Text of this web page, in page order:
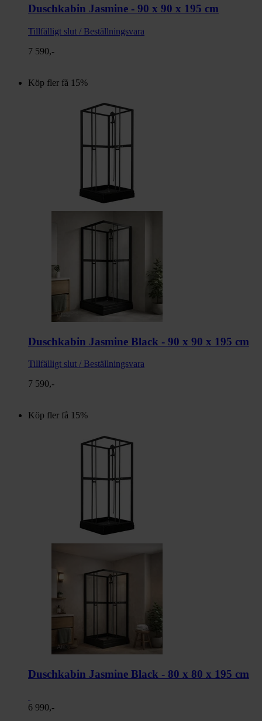
Duschkabin Jasmine - 90 x 90 x 195 cm
Tillfälligt slut / Beställningsvara
7 590,-
Köp fler få 15%
Duschkabin Jasmine Black - 90 x 90 x 195 cm
Tillfälligt slut / Beställningsvara
7 590,-
Köp fler få 15%
Duschkabin Jasmine Black - 80 x 80 x 195 cm
6 990,-